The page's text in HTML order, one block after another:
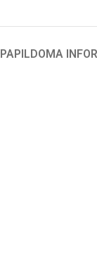
PAPILDOMA